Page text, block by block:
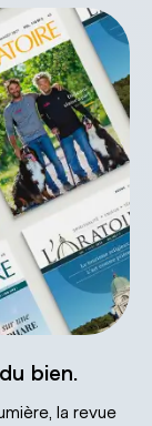
bien.
la revue